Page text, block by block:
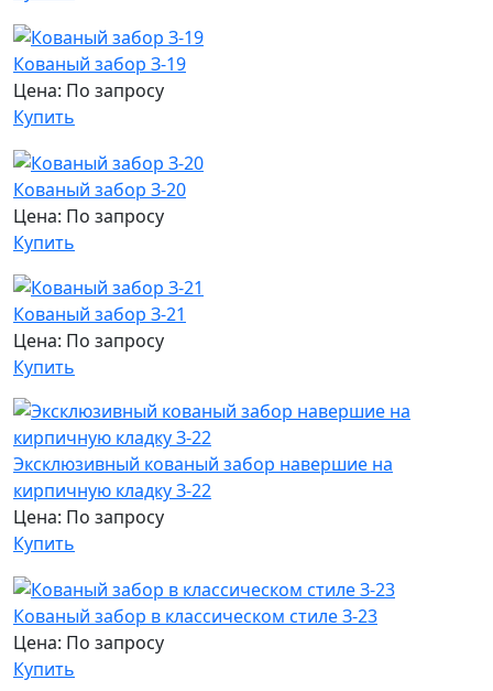
Кованый забор З-19
Цена: По запросу
Купить
Кованый забор З-20
Цена: По запросу
Купить
Кованый забор З-21
Цена: По запросу
Купить
Эксклюзивный кованый забор навершие на
кирпичную кладку З-22
Цена: По запросу
Купить
Кованый забор в классическом стиле З-23
Цена: По запросу
Купить